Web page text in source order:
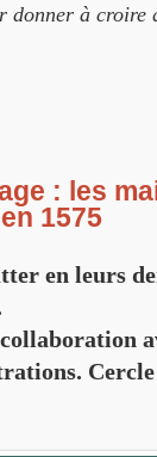
donner à croire
: les
1575
en leurs